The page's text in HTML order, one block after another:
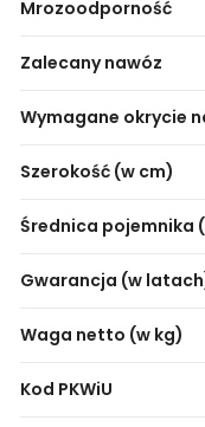
Mrozoodporność
Zalecany nawóz
Wymagane okrycie
Szerokość (w cm)
Średnica pojemnika
Gwarancja (w
Waga netto (w kg)
Kod PKWiU